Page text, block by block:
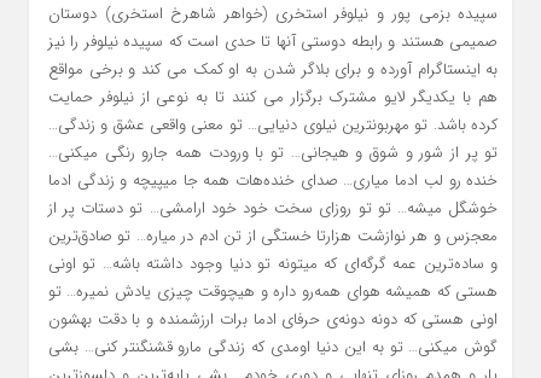
سپیده بزمی پور و نیلوفر استخری (خواهر شاهرخ استخری) دوستان
صمیمی هستند و رابطه دوستی آنها تا حدی است که سپیده نیلوفر را نیز
به اینستاگرام آورده و برای بلاگر شدن به او کمک می کند و برخی مواقع
هم با یکدیگر لایو مشترک برگزار می کنند تا به نوعی از نیلوفر حمایت
کرده باشد. تو مهربونترین نیلوی دنیایی… تو معنی واقعی عشق و زندگی‌…
تو پر از شور و شوق و هیجانی… تو با ورودت همه جارو رنگی میکنی…
خنده رو لب ادما میاری… صدای خنده‌هات همه جا میپیچه و زندگی ادما
خوشگل میشه… تو تو روزای سخت خود خود ارامشی… تو دستات پر از
معجزس و هر نوازشت هزارتا خستگی از تن ادم در میاره… تو صادق‌ترین
و ساده‌ترین عمه گرگه‌ای که میتونه تو دنیا وجود داشته باشه… تو اونی
هستی که همیشه هوای همه‌رو داره و هیچوقت چیزی یادش نمیره… تو
اونی هستی که دونه دونه‌ی حرفای ادما برات ارزشمنده و با دقت بهشون
گوش میکنی… تو به این دنیا اومدی که زندگی مارو قشنگنتر کنی… بشی